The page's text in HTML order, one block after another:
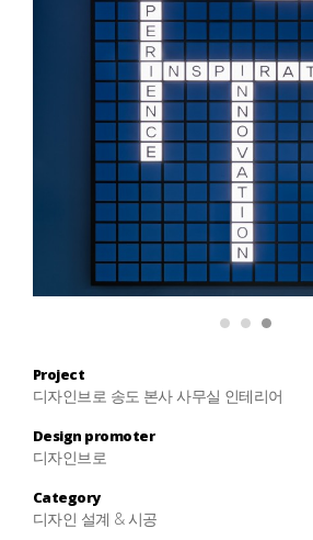
1 2 3
Project
디자인브로 송도 본사 사무실 인테리어
Design promoter
디자인브로
Category
디자인 설계 & 시공